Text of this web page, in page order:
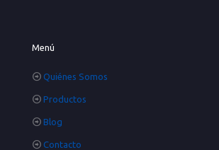
Menú
Quiénes Somos
Productos
Blog
Contacto